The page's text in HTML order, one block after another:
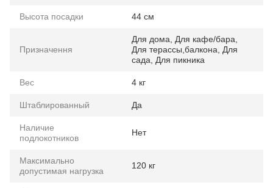
Высота посадки 44 см
Призначення
Для дома, Для кафе/бара,
Для терассы,балкона, Для
сада, Для пикника
Вес 4 кг
Штаблированный Да
Наличие
подлокотников
Нет
Максимально
допустимая нагрузка
120 кг